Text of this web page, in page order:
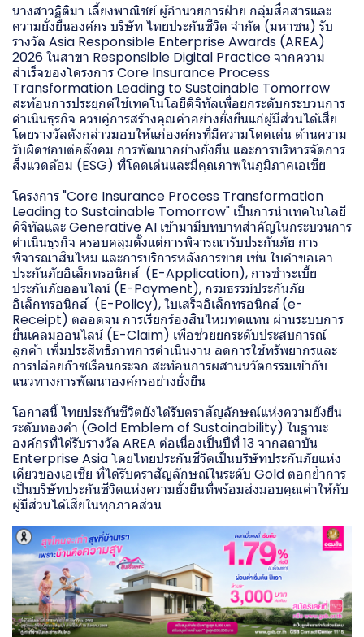
นางสาวฐิติมา เลี้ยงพาณิชย์ ผู้อำนวยการฝ่าย กลุ่มสื่อสารและ
ความยั่งยืนองค์กร บริษัท ไทยประกันชีวิต จำกัด (มหาชน) รับ
รางวัล Asia Responsible Enterprise Awards (AREA)
2026 ในสาขา Responsible Digital Practice จากความ
สำเร็จของโครงการ Core Insurance Process
Transformation Leading to Sustainable Tomorrow
สะท้อนการประยุกต์ใช้เทคโนโลยีดิจิทัลเพื่อยกระดับกระบวนการ
ดำเนินธุรกิจ ควบคู่การสร้างคุณค่าอย่างยั่งยืนแก่ผู้มีส่วนได้เสีย
โดยรางวัลดังกล่าวมอบให้แก่องค์กรที่มีความโดดเด่น ด้านความ
รับผิดชอบต่อสังคม การพัฒนาอย่างยั่งยืน และการบริหารจัดการ
สิ่งแวดล้อม (ESG) ที่โดดเด่นและมีคุณภาพในภูมิภาคเอเชีย
โครงการ "Core Insurance Process Transformation
Leading to Sustainable Tomorrow" เป็นการนำเทคโนโลยี
ดิจิทัลและ Generative AI เข้ามามีบทบาทสำคัญในกระบวนการ
ดำเนินธุรกิจ ครอบคลุมตั้งแต่การพิจารณารับประกันภัย การ
พิจารณาสินไหม และการบริการหลังการขาย เช่น ใบคำขอเอา
ประกันภัยอิเล็กทรอนิกส์ (E-Application), การชำระเบี้ย
ประกันภัยออนไลน์ (E-Payment), กรมธรรม์ประกันภัย
อิเล็กทรอนิกส์ (E-Policy), ใบเสร็จอิเล็กทรอนิกส์ (e-
Receipt) ตลอดจน การเรียกร้องสินไหมทดแทน ผ่านระบบการ
ยื่นเคลมออนไลน์ (E-Claim) เพื่อช่วยยกระดับประสบการณ์
ลูกค้า เพิ่มประสิทธิภาพการดำเนินงาน ลดการใช้ทรัพยากรและ
การปล่อยก๊าซเรือนกระจก สะท้อนการผสานนวัตกรรมเข้ากับ
แนวทางการพัฒนาองค์กรอย่างยั่งยืน
โอกาสนี้ ไทยประกันชีวิตยังได้รับตราสัญลักษณ์แห่งความยั่งยืน
ระดับทองคำ (Gold Emblem of Sustainability) ในฐานะ
องค์กรที่ได้รับรางวัล AREA ต่อเนื่องเป็นปีที่ 13 จากสถาบัน
Enterprise Asia โดยไทยประกันชีวิตเป็นบริษัทประกันภัยแห่ง
เดียวของเอเชีย ที่ได้รับตราสัญลักษณ์ในระดับ Gold ตอกย้ำการ
เป็นบริษัทประกันชีวิตแห่งความยั่งยืนที่พร้อมส่งมอบคุณค่าให้กับ
ผู้มีส่วนได้เสียในทุกภาคส่วน